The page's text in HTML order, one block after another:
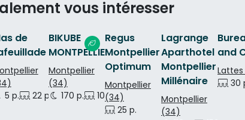
vous intéresser
de
5 p.
22 p.
BIKUBE
MONTPELLIER
Montpellier
(34)
170 p.
100 p.
Regus
Montpellier
Optimum
Montpellier
(34)
25 p.
Lagrange
Aparthotel
Montpellier
Millénaire
Montpellier
(34)
and
30